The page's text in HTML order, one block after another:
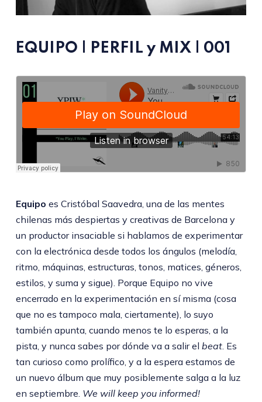
EQUIPO | PERFIL y MIX | 001
Equipo es Cristóbal Saavedra, una de las mentes
chilenas más despiertas y creativas de Barcelona y
un productor insaciable si hablamos de experimentar
con la electrónica desde todos los ángulos (melodía,
ritmo, máquinas, estructuras, tonos, matices, géneros,
estilos, y suma y sigue). Porque Equipo no vive
encerrado en la experimentación en sí misma (cosa
que no es tampoco mala, ciertamente), lo suyo
también apunta, cuando menos te lo esperas, a la
pista, y nunca sabes por dónde va a salir el beat. Es
tan curioso como prolífico, y a la espera estamos de
un nuevo álbum que muy posiblemente salga a la luz
en septiembre. We will keep you informed!